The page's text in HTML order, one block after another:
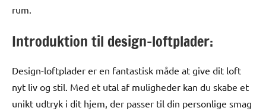
rum.
Introduktion til design-loftplader:
Design-loftplader er en fantastisk måde at give dit loft
nyt liv og stil. Med et utal af muligheder kan du skabe et
unikt udtryk i dit hjem, der passer til din personlige smag